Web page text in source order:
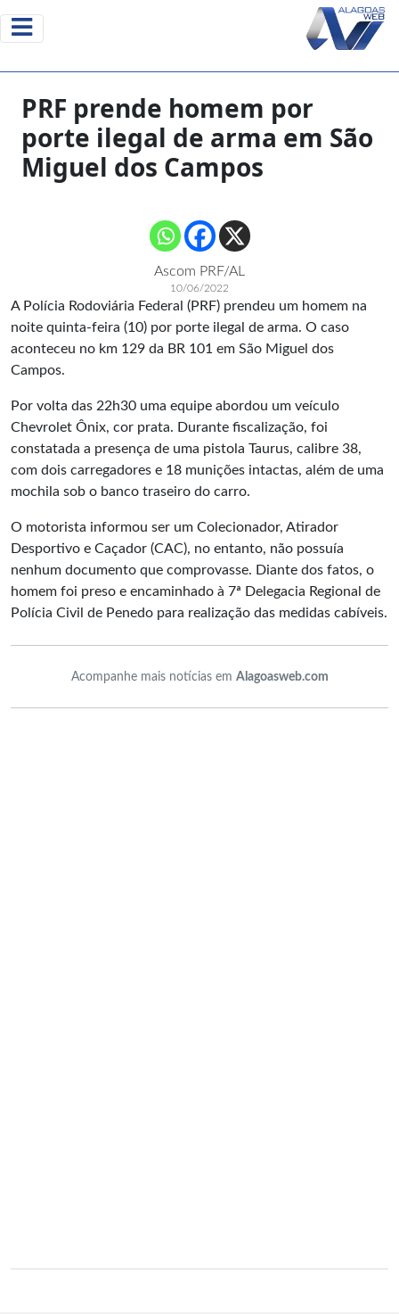
PRF prende homem por
porte ilegal de arma em São
Miguel dos Campos
Ascom PRF/AL
10/06/2022
A Polícia Rodoviária Federal (PRF) prendeu um homem na
noite quinta-feira (10) por porte ilegal de arma. O caso
aconteceu no km 129 da BR 101 em São Miguel dos
Campos.
Por volta das 22h30 uma equipe abordou um veículo
Chevrolet Ônix, cor prata. Durante fiscalização, foi
constatada a presença de uma pistola Taurus, calibre 38,
com dois carregadores e 18 munições intactas, além de uma
mochila sob o banco traseiro do carro.
O motorista informou ser um Colecionador, Atirador
Desportivo e Caçador (CAC), no entanto, não possuía
nenhum documento que comprovasse. Diante dos fatos, o
homem foi preso e encaminhado à 7ª Delegacia Regional de
Polícia Civil de Penedo para realização das medidas cabíveis.
Acompanhe mais notícias em Alagoasweb.com